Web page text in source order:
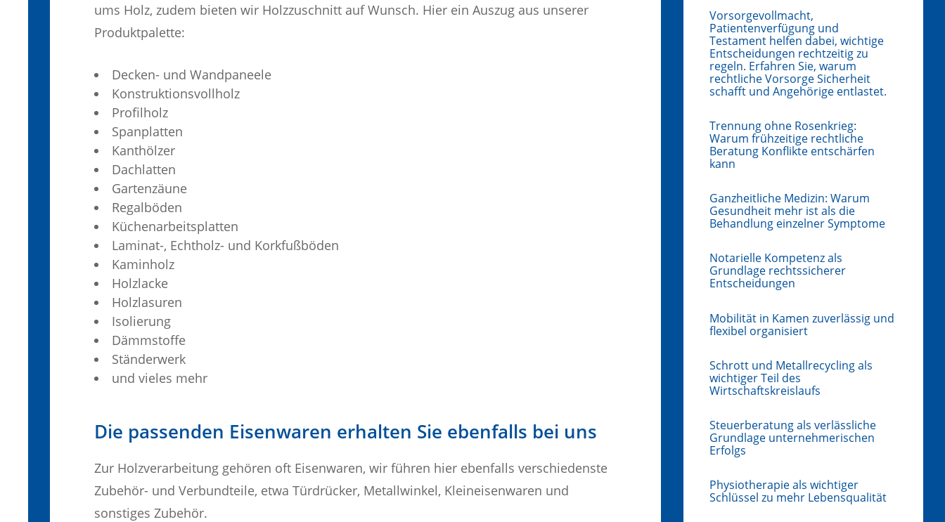
ums Holz, zudem bieten wir Holzzuschnitt auf Wunsch. Hier ein Auszug aus unserer
Produktpalette:
Decken- und Wandpaneele
Konstruktionsvollholz
Profilholz
Spanplatten
Kanthölzer
Dachlatten
Gartenzäune
Regalböden
Küchenarbeitsplatten
Laminat-, Echtholz- und Korkfußböden
Kaminholz
Holzlacke
Holzlasuren
Isolierung
Dämmstoffe
Ständerwerk
und vieles mehr
Die passenden Eisenwaren erhalten Sie ebenfalls bei uns
Zur Holzverarbeitung gehören oft Eisenwaren, wir führen hier ebenfalls verschiedenste
Zubehör- und Verbundteile, etwa Türdrücker, Metallwinkel, Kleineisenwaren und
sonstiges Zubehör.
Vorsorgevollmacht,
Patientenverfügung und
Testament helfen dabei, wichtige
Entscheidungen rechtzeitig zu
regeln. Erfahren Sie, warum
rechtliche Vorsorge Sicherheit
schafft und Angehörige entlastet.
Trennung ohne Rosenkrieg:
Warum frühzeitige rechtliche
Beratung Konflikte entschärfen
kann
Ganzheitliche Medizin: Warum
Gesundheit mehr ist als die
Behandlung einzelner Symptome
Notarielle Kompetenz als
Grundlage rechtssicherer
Entscheidungen
Mobilität in Kamen zuverlässig und
flexibel organisiert
Schrott und Metallrecycling als
wichtiger Teil des
Wirtschaftskreislaufs
Steuerberatung als verlässliche
Grundlage unternehmerischen
Erfolgs
Physiotherapie als wichtiger
Schlüssel zu mehr Lebensqualität